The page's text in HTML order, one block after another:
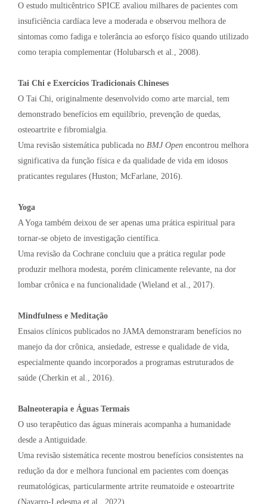
O estudo multicêntrico SPICE avaliou milhares de pacientes com
insuficiência cardíaca leve a moderada e observou melhora de
sintomas como fadiga e tolerância ao esforço físico quando utilizado
como terapia complementar (Holubarsch et al., 2008).
Tai Chi e Exercícios Tradicionais Chineses
O Tai Chi, originalmente desenvolvido como arte marcial, tem
demonstrado benefícios em equilíbrio, prevenção de quedas,
osteoartrite e fibromialgia.
Uma revisão sistemática publicada no BMJ Open encontrou melhora
significativa da função física e da qualidade de vida em idosos
praticantes regulares (Huston; McFarlane, 2016).
Yoga
A Yoga também deixou de ser apenas uma prática espiritual para
tornar-se objeto de investigação científica.
Uma revisão da Cochrane concluiu que a prática regular pode
produzir melhora modesta, porém clinicamente relevante, na dor
lombar crônica e na funcionalidade (Wieland et al., 2017).
Mindfulness e Meditação
Ensaios clínicos publicados no JAMA demonstraram benefícios no
manejo da dor crônica, ansiedade, estresse e qualidade de vida,
especialmente quando incorporados a programas estruturados de
saúde (Cherkin et al., 2016).
Balneoterapia e Águas Termais
O uso terapêutico das águas minerais acompanha a humanidade
desde a Antiguidade.
Uma revisão sistemática recente mostrou benefícios consistentes na
redução da dor e melhora funcional em pacientes com doenças
reumatológicas, particularmente artrite reumatoide e osteoartrite
(Navarro-Ledesma et al., 2022).